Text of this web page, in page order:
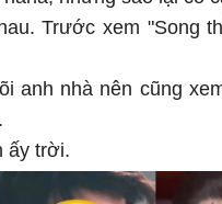
Trước xem "Song
anh nhà nên cũng
ấy trời.